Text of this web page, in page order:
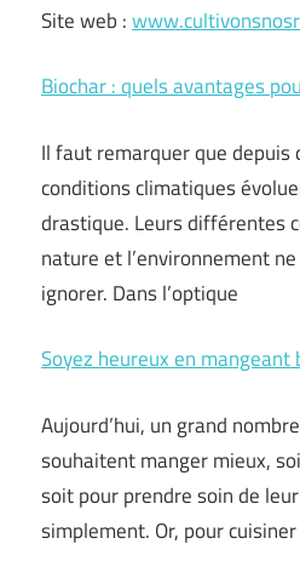
Site web :
Biochar : quels avantages
Il faut remarquer que depuis
conditions climatiques
drastique. Leurs différentes
nature et l’environnement
ignorer. Dans l’optique
Soyez heureux en mangeant
Aujourd’hui, un grand
souhaitent manger mieux,
soit pour prendre soin de
simplement. Or, pour